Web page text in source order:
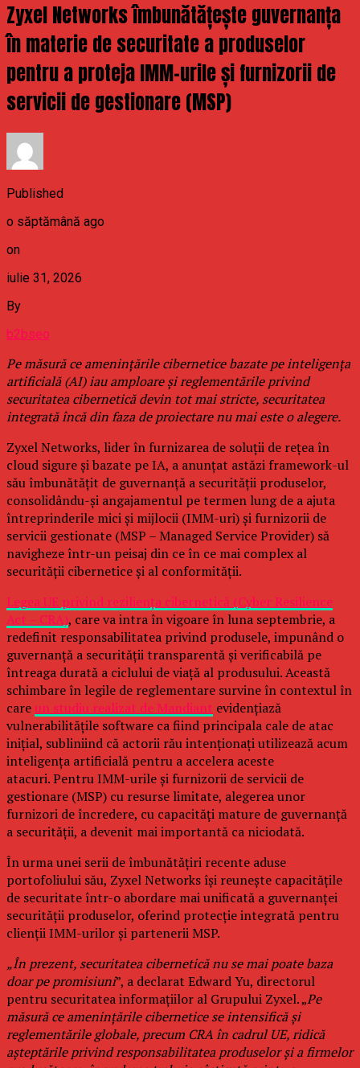
Zyxel Networks îmbunătățește guvernanța
în materie de securitate a produselor
pentru a proteja IMM-urile și furnizorii de
servicii de gestionare (MSP)
Published
o săptămână ago
on
iulie 31, 2026
By
b2bseo
Pe măsură ce amenințările cibernetice bazate pe inteligența
artificială (AI) iau amploare și reglementările privind
securitatea cibernetică devin tot mai stricte, securitatea
integrată încă din faza de proiectare nu mai este o alegere.
Zyxel Networks, lider în furnizarea de soluții de rețea în
cloud sigure și bazate pe IA, a anunțat astăzi framework-ul
său îmbunătățit de guvernanță a securității produselor,
consolidându-și angajamentul pe termen lung de a ajuta
întreprinderile mici și mijlocii (IMM-uri) și furnizorii de
servicii gestionate (MSP – Managed Service Provider) să
navigheze într-un peisaj din ce în ce mai complex al
securității cibernetice și al conformității.
Legea UE privind reziliența cibernetică (Cyber Resilience
Act – CRA), care va intra în vigoare în luna septembrie, a
redefinit responsabilitatea privind produsele, impunând o
guvernanță a securității transparentă și verificabilă pe
întreaga durată a ciclului de viață al produsului. Această
schimbare în legile de reglementare survine în contextul în
careun studiu realizat de Mandiant evidențiază
vulnerabilitățile software ca fiind principala cale de atac
inițial, subliniind că actorii rău intenționați utilizează acum
inteligența artificială pentru a accelera aceste
atacuri. Pentru IMM-urile și furnizorii de servicii de
gestionare (MSP) cu resurse limitate, alegerea unor
furnizori de încredere, cu capacități mature de guvernanță
a securității, a devenit mai importantă ca niciodată.
În urma unei serii de îmbunătățiri recente aduse
portofoliului său, Zyxel Networks își reunește capacitățile
de securitate într-o abordare mai unificată a guvernanței
securității produselor, oferind protecție integrată pentru
clienții IMM-urilor și partenerii MSP.
„În prezent, securitatea cibernetică nu se mai poate baza
doar pe promisiuni”, a declarat Edward Yu, directorul
pentru securitatea informațiilor al Grupului Zyxel. „Pe
măsură ce amenințările cibernetice se intensifică și
reglementările globale, precum CRA în cadrul UE, ridică
așteptările privind responsabilitatea produselor și a firmelor